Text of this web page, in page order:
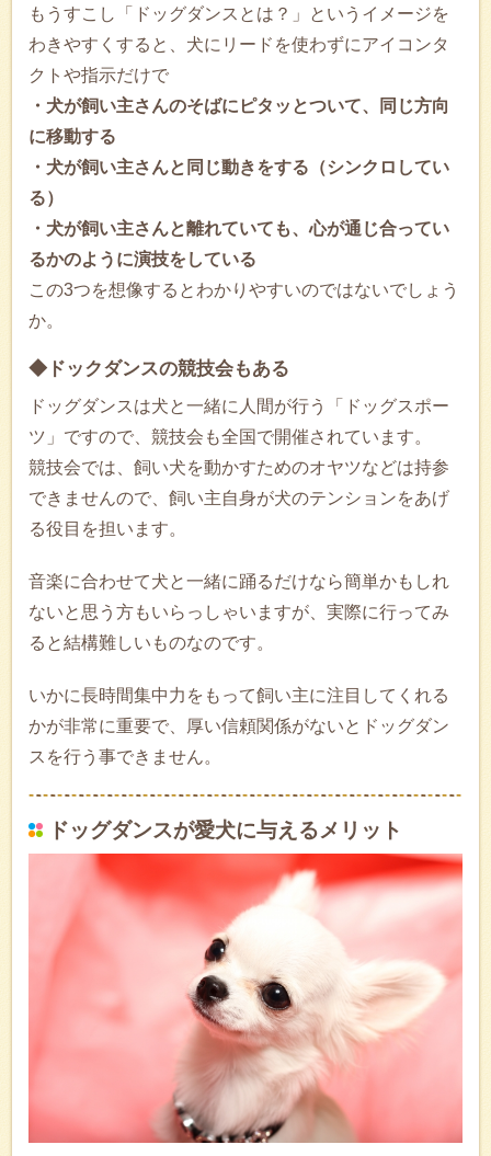
もうすこし「ドッグダンスとは？」というイメージを
わきやすくすると、犬にリードを使わずにアイコンタ
クトや指示だけで
・犬が飼い主さんのそばにピタッとついて、同じ方向
に移動する
・犬が飼い主さんと同じ動きをする（シンクロしてい
る）
・犬が飼い主さんと離れていても、心が通じ合ってい
るかのように演技をしている
この3つを想像するとわかりやすいのではないでしょう
か。
◆ドックダンスの競技会もある
ドッグダンスは犬と一緒に人間が行う「ドッグスポー
ツ」ですので、競技会も全国で開催されています。
競技会では、飼い犬を動かすためのオヤツなどは持参
できませんので、飼い主自身が犬のテンションをあげ
る役目を担います。
音楽に合わせて犬と一緒に踊るだけなら簡単かもしれ
ないと思う方もいらっしゃいますが、実際に行ってみ
ると結構難しいものなのです。
いかに長時間集中力をもって飼い主に注目してくれる
かが非常に重要で、厚い信頼関係がないとドッグダン
スを行う事できません。
ドッグダンスが愛犬に与えるメリット